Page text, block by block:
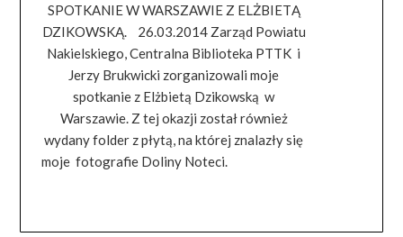
SPOTKANIE W WARSZAWIE Z ELŻBIETĄ
DZIKOWSKĄ. 26.03.2014 Zarząd Powiatu
Nakielskiego, Centralna Biblioteka PTTK i
Jerzy Brukwicki zorganizowali moje
spotkanie z Elżbietą Dzikowską w
Warszawie. Z tej okazji został również
wydany folder z płytą, na której znalazły się
moje fotografie Doliny Noteci.